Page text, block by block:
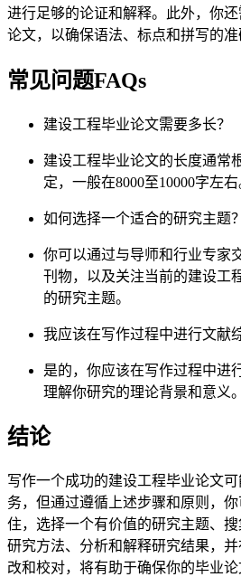
进行足够的论证和解释。此外，你
论文，以确保语法、标点和拼写的准
常见问题FAQs
建设工程毕业论文需要多长？
建设工程毕业论文的长度通常
定，一般在8000至10000字左右
如何选择一个适合的研究主题？
你可以通过与导师和行业专家
刊物，以及关注当前的建设工
的研究主题。
我应该在写作过程中进行文献
是的，你应该在写作过程中进
理解你研究的理论背景和意义。
结论
写作一个成功的建设工程毕业论文
务，但通过遵循上述步骤和原则，
住，选择一个有价值的研究主题、
研究方法、分析和解释研究结果，
改和校对，将有助于确保你的毕业论